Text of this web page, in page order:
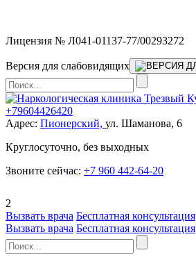
Лицензия № Л041-01137-77/00293272
Версия для слабовидящих
+79604426420
Адрес: Пионерский, ул. Шаманова, 6
Круглосуточно, без выходных
Звоните сейчас: +7 960 442-64-20
2
Вызвать врача Бесплатная консультация
Вызвать врача Бесплатная консультация